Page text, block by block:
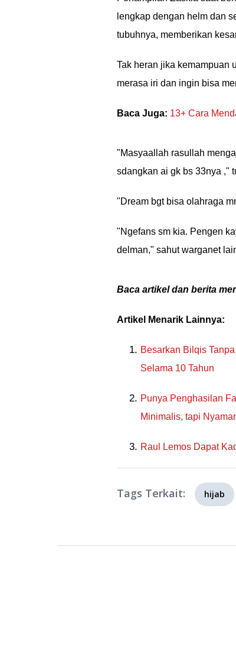
lengkap dengan helm dan
tubuhnya, memberikan
Tak heran jika kemampuan
merasa iri dan ingin bisa
Baca Juga: 13+ Cara
"Masyaallah rasullah
sdangkan ai gk bs 33nya ,"
"Dream bgt bisa olahraga
"Ngefans sm kia. Pengen
delman," sahut warganet
Baca artikel dan berita
Artikel Menarik Lainnya:
Besarkan Bilqis
Selama 10 Tahun
Punya Penghasilan
Minimalis, tapi
Raul Lemos Dapat
Tags Terkait: hijab